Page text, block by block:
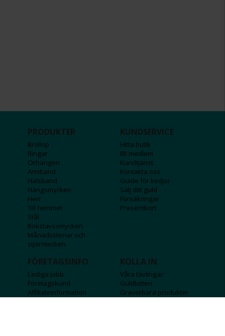
PRODUKTER
Bröllop
Ringar
Örhängen
Armband
Halsband
Hängsmycken
Herr
Till hemmet
Stål
Bokstavssmycken
Månadsstenar och
stjärntecken
KUNDSERVICE
Hitta butik
Bli medlem
Kundtjänst
Kontakta oss
Guide för kedjor
Sälj ditt guld
Försäkringar
Presentkort
FÖRETAGSINFO
Lediga jobb
Företagskund
Affiliateinformation
KOLLA IN
Våra tävlingar
Guldlotten
Graverbara produkter